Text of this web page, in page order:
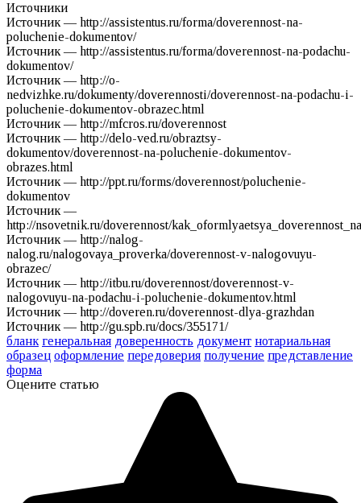
Источники
Источник — http://assistentus.ru/forma/doverennost-na-
poluchenie-dokumentov/
Источник — http://assistentus.ru/forma/doverennost-na-podachu-
dokumentov/
Источник — http://o-
nedvizhke.ru/dokumenty/doverennosti/doverennost-na-podachu-i-
poluchenie-dokumentov-obrazec.html
Источник — http://mfcros.ru/doverennost
Источник — http://delo-ved.ru/obraztsy-
dokumentov/doverennost-na-poluchenie-dokumentov-
obrazes.html
Источник — http://ppt.ru/forms/doverennost/poluchenie-
dokumentov
Источник —
http://nsovetnik.ru/doverennost/
Источник — http://nalog-
nalog.ru/nalogovaya_proverka/doverennost-v-nalogovuyu-
obrazec/
Источник — http://itbu.ru/doverennost/doverennost-v-
nalogovuyu-na-podachu-i-poluchenie-dokumentov.html
Источник — http://doveren.ru/doverennost-dlya-grazhdan
Источник — http://gu.spb.ru/docs/355171/
бланк генеральная доверенность документ нотариальная
образец оформление передоверия получение представление
форма
Оцените статью